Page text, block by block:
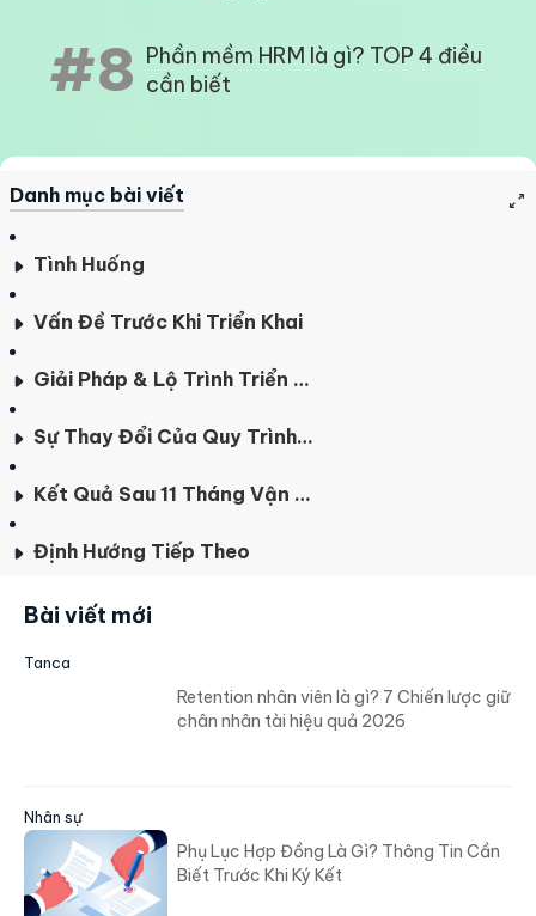
#8 Phần mềm HRM là gì? TOP 4 điều
cần biết
Danh mục bài viết
Tình Huống
Vấn Đề Trước Khi Triển Khai
Giải Pháp & Lộ Trình Triển Khai
Sự Thay Đổi Của Quy Trình Bảng Lương
Kết Quả Sau 11 Tháng Vận Hành
Định Hướng Tiếp Theo
Bài viết mới
Tanca
Retention nhân viên là gì? 7 Chiến lược giữ
chân nhân tài hiệu quả 2026
Nhân sự
Phụ Lục Hợp Đồng Là Gì? Thông Tin Cần
Biết Trước Khi Ký Kết